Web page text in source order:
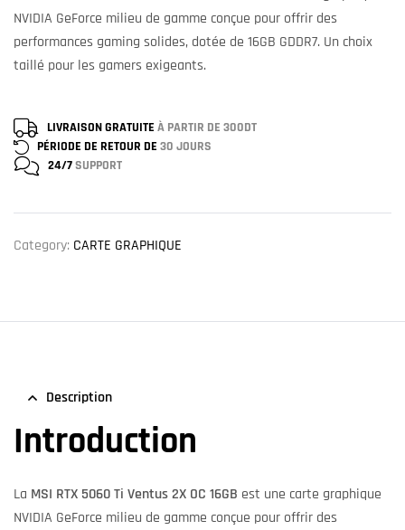
NVIDIA GeForce milieu de gamme conçue pour offrir des
performances gaming solides, dotée de 16GB GDDR7. Un choix
taillé pour les gamers exigeants.
LIVRAISON GRATUITE À PARTIR DE 300DT
PÉRIODE DE RETOUR DE 30 JOURS
24/7SUPPORT
Category: CARTE GRAPHIQUE
Description
Introduction
La MSI RTX 5060 Ti Ventus 2X OC 16GB est une carte graphique
NVIDIA GeForce milieu de gamme conçue pour offrir des